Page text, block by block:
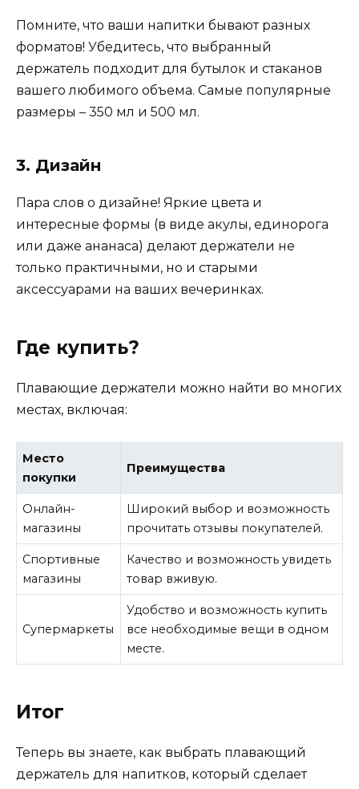
Помните, что ваши напитки бывают разных
форматов! Убедитесь, что выбранный
держатель подходит для бутылок и стаканов
вашего любимого объема. Самые популярные
размеры – 350 мл и 500 мл.
3. Дизайн
Пара слов о дизайне! Яркие цвета и
интересные формы (в виде акулы, единорога
или даже ананаса) делают держатели не
только практичными, но и старыми
аксессуарами на ваших вечеринках.
Где купить?
Плавающие держатели можно найти во многих
местах, включая:
Место
покупки
Преимущества
Онлайн-
магазины
Широкий выбор и возможность
прочитать отзывы покупателей.
Спортивные
магазины
Качество и возможность увидеть
товар вживую.
Супермаркеты
Удобство и возможность купить
все необходимые вещи в одном
месте.
Итог
Теперь вы знаете, как выбрать плавающий
держатель для напитков, который сделает